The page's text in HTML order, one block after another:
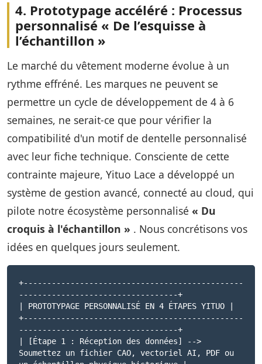
4. Prototypage accéléré : Processus
personnalisé « De l’esquisse à
l’échantillon »
Le marché du vêtement moderne évolue à un
rythme effréné. Les marques ne peuvent se
permettre un cycle de développement de 4 à 6
semaines, ne serait-ce que pour vérifier la
compatibilité d'un motif de dentelle personnalisé
avec leur fiche technique. Consciente de cette
contrainte majeure, Yituo Lace a développé un
système de gestion avancé, connecté au cloud, qui
pilote notre écosystème personnalisé « Du
croquis à l'échantillon » . Nous concrétisons vos
idées en quelques jours seulement.
+-----------------------------------------------
----------------------------------+
| PROTOTYPAGE PERSONNALISÉ EN 4 ÉTAPES YITUO |
+-----------------------------------------------
----------------------------------+
| [Étape 1 : Réception des données] -->
Soumettez un fichier CAO, vectoriel AI, PDF ou